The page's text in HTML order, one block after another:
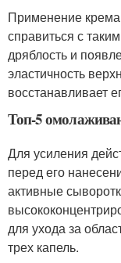
Применение
справиться с
дряблость и
эластичность
восстанавливает
Топ-5
Для усиления
перед его
активные
для ухода за
трех капель.